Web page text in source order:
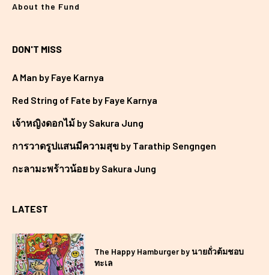
About the Fund
DON'T MISS
A Man by Faye Karnya
Red String of Fate by Faye Karnya
เจ้าหญิงดอกไม้ by Sakura Jung
การวาดรูปแสนมีความสุข by Tarathip Sengngen
กะลามะพร้าวน้อย by Sakura Jung
LATEST
The Happy Hamburger by นายถั่วต้มชอบ
ทะเล